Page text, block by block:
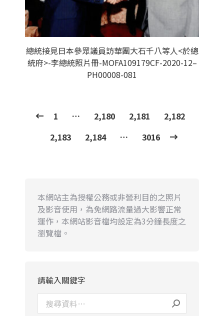
總統接見日本參眾議員訪華團大石千八等人<於總
統府>-李總統照片冊-MOFA109179CF-2020-12–
PH00008-081
1 … 2,180 2,181
2,182
2,183
2,184 … 3016
本網站主為授權公務或非營利目的之照片
及影音使用，為免網路流量過大影響正常
運作，本網站影音檔均設定為3分鐘長度之
瀏覽檔。
請輸入關鍵字